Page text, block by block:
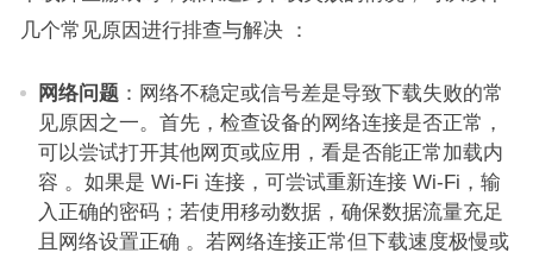
几个常见原因进行排查与解决 ：​
网络问题：网络不稳定或信号差是导致下载失败的常
见原因之一。首先，检查设备的网络连接是否正常，
可以尝试打开其他网页或应用，看是否能正常加载内
容 。如果是 Wi-Fi 连接，可尝试重新连接 Wi-Fi，输
入正确的密码；若使用移动数据，确保数据流量充足
且网络设置正确 。若网络连接正常但下载速度极慢或